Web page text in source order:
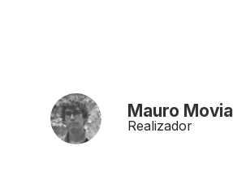
Mauro Movia
Realizador